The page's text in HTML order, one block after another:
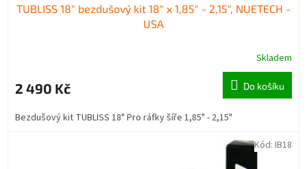
TUBLISS 18" bezdušový kit 18" x 1,85" - 2,15", NUETECH -
USA
Skladem
2 490 Kč Do košíku
Bezdušový kit TUBLISS 18" Pro ráfky šíře 1,85" - 2,15"
Kód: IB18